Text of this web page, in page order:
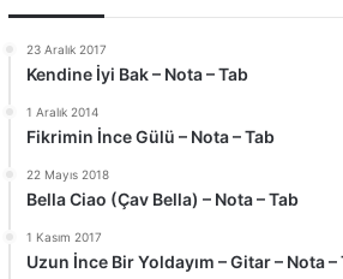
23 Aralık 2017
Kendine İyi Bak – Nota – Tab
1 Aralık 2014
Fikrimin İnce Gülü – Nota – Tab
22 Mayıs 2018
Bella Ciao (Çav Bella) – Nota – Tab
1 Kasım 2017
Uzun İnce Bir Yoldayım – Gitar – Nota –